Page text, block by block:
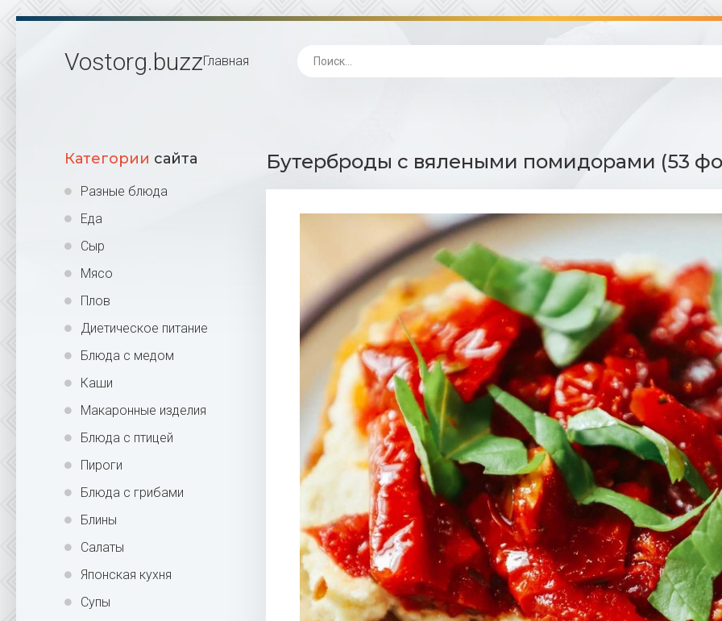
Vostorg.buzzГлавная
Категории сайта
Разные блюда
Еда
Сыр
Мясо
Плов
Диетическое питание
Блюда с медом
Каши
Макаронные изделия
Блюда с птицей
Пироги
Блюда с грибами
Блины
Салаты
Японская кухня
Супы
Бутерброды с вялеными помидорами (53